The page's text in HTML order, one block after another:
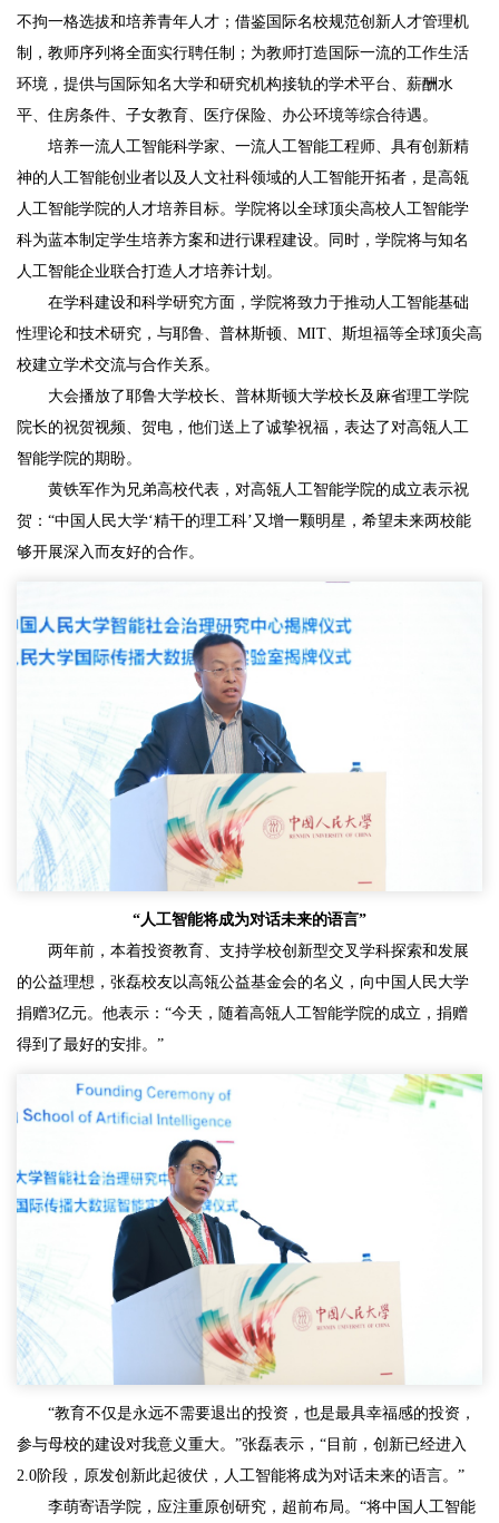
不拘一格选拔和培养青年人才；借鉴国际名校规范创新人才管理机
制，教师序列将全面实行聘任制；为教师打造国际一流的工作生活
环境，提供与国际知名大学和研究机构接轨的学术平台、薪酬水
平、住房条件、子女教育、医疗保险、办公环境等综合待遇。
培养一流人工智能科学家、一流人工智能工程师、具有创新精
神的人工智能创业者以及人文社科领域的人工智能开拓者，是高瓴
人工智能学院的人才培养目标。学院将以全球顶尖高校人工智能学
科为蓝本制定学生培养方案和进行课程建设。同时，学院将与知名
人工智能企业联合打造人才培养计划。
在学科建设和科学研究方面，学院将致力于推动人工智能基础
性理论和技术研究，与耶鲁、普林斯顿、MIT、斯坦福等全球顶尖高
校建立学术交流与合作关系。
大会播放了耶鲁大学校长、普林斯顿大学校长及麻省理工学院
院长的祝贺视频、贺电，他们送上了诚挚祝福，表达了对高瓴人工
智能学院的期盼。
黄铁军作为兄弟高校代表，对高瓴人工智能学院的成立表示祝
贺：“中国人民大学‘精干的理工科’又增一颗明星，希望未来两校能
够开展深入而友好的合作。
“人工智能将成为对话未来的语言”
两年前，本着投资教育、支持学校创新型交叉学科探索和发展
的公益理想，张磊校友以高瓴公益基金会的名义，向中国人民大学
捐赠3亿元。他表示：“今天，随着高瓴人工智能学院的成立，捐赠
得到了最好的安排。”
“教育不仅是永远不需要退出的投资，也是最具幸福感的投资，
参与母校的建设对我意义重大。”张磊表示，“目前，创新已经进入
2.0阶段，原发创新此起彼伏，人工智能将成为对话未来的语言。”
李萌寄语学院，应注重原创研究，超前布局。“将中国人工智能